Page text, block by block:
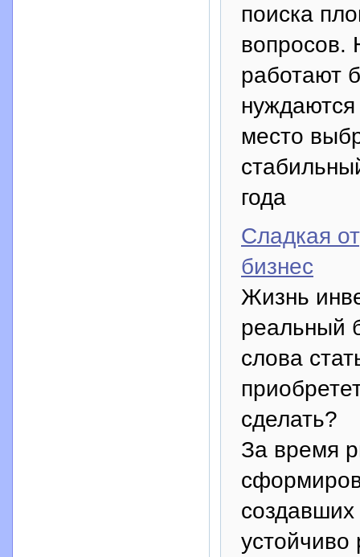
поиска
вопросов.
работают
место
года
Сладкая
бизнес
Жизнь
реальный
слова
сделать?
За время
создавших